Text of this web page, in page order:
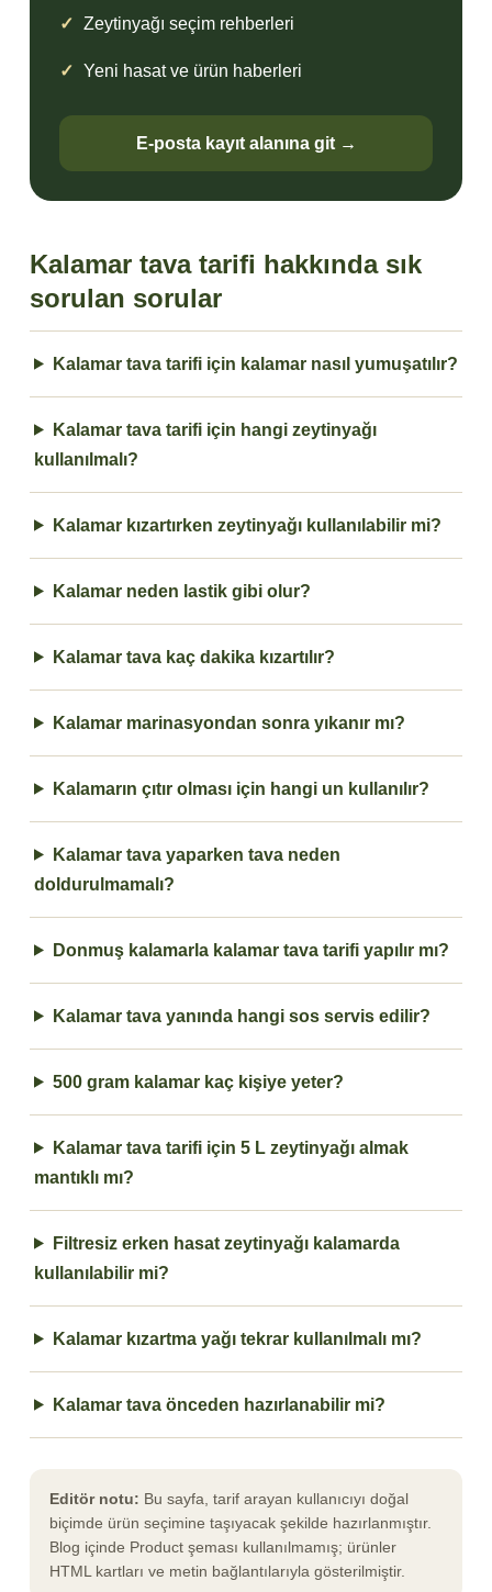
Zeytinyağı seçim rehberleri
Yeni hasat ve ürün haberleri
E-posta kayıt alanına git →
Kalamar tava tarifi hakkında sık
sorulan sorular
Kalamar tava tarifi için kalamar nasıl yumuşatılır?
Kalamar tava tarifi için hangi zeytinyağı
kullanılmalı?
Kalamar kızartırken zeytinyağı kullanılabilir mi?
Kalamar neden lastik gibi olur?
Kalamar tava kaç dakika kızartılır?
Kalamar marinasyondan sonra yıkanır mı?
Kalamarın çıtır olması için hangi un kullanılır?
Kalamar tava yaparken tava neden
doldurulmamalı?
Donmuş kalamarla kalamar tava tarifi yapılır mı?
Kalamar tava yanında hangi sos servis edilir?
500 gram kalamar kaç kişiye yeter?
Kalamar tava tarifi için 5 L zeytinyağı almak
mantıklı mı?
Filtresiz erken hasat zeytinyağı kalamarda
kullanılabilir mi?
Kalamar kızartma yağı tekrar kullanılmalı mı?
Kalamar tava önceden hazırlanabilir mi?
Editör notu: Bu sayfa, tarif arayan kullanıcıyı doğal
biçimde ürün seçimine taşıyacak şekilde hazırlanmıştır.
Blog içinde Product şeması kullanılmamış; ürünler
HTML kartları ve metin bağlantılarıyla gösterilmiştir.